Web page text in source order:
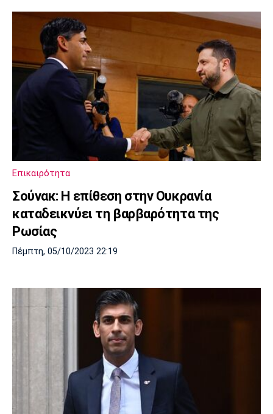
Επικαιρότητα
Σούνακ: Η επίθεση στην Ουκρανία
καταδεικνύει τη βαρβαρότητα της
Ρωσίας
Πέμπτη, 05/10/2023 22:19